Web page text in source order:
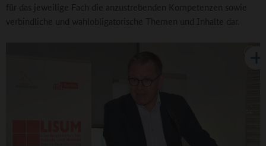
für das jeweilige Fach die anzustrebenden Kompetenzen sowie
verbindliche und wahlobligatorische Themen und Inhalte dar.